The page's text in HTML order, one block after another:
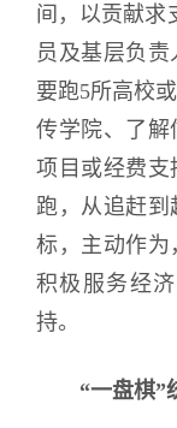
间，以贡献求
员及基层负
要跑5所高校
传学院、了解
项目或经费支
跑，从追赶到
标，主动作为
积极服务经
持。
“一盘棋”